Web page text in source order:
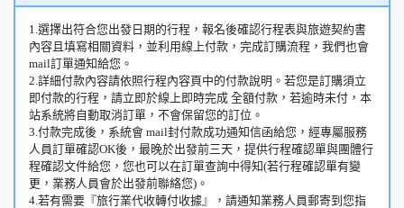
1.選擇出符合您出發日期的行程，報名後確認行程表與旅遊契約書
內容且填寫相關資料，並利用線上付款，完成訂購流程，我們也會
mail訂單通知給您。
2.詳細付款內容請依照行程內容頁中的付款說明。若您是訂購須立
即付款的行程，請立即於線上即時完成 全額付款，若逾時未付，本
站系統將自動取消訂單，不會保留您的訂位。
3.付款完成後，系統會 mail封付款成功通知信函給您，經專屬服務
人員訂單確認OK後，最晚於出發前三天，提供行程確認單與團體行
程確認文件給您，您也可以在訂單查詢中得知(若行程確認單有變
更，業務人員會於出發前聯絡您)。
4.若有需要『旅行業代收轉付收據』，請通知業務人員郵寄到您指